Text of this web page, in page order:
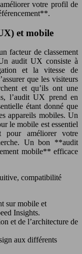
votre profil de
et mobile
facteur de classement
audit UX consiste à
et la vitesse de
que les visiteurs
et qu’ils ont une
l’audit UX prend en
étant donné que
appareils mobiles. Un
le mobile est essentiel
améliorer votre
Un bon **audit
mobile** efficace
compatibilité
sur mobile et
Insights.
et de l’architecture de
aux différents